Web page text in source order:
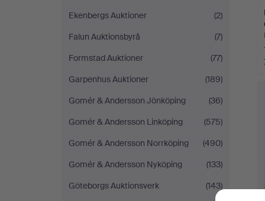
Ekenbergs Auktioner
(2)
Falun Auktionsbyrå
(7)
Formstad Auktioner
(77)
Garpenhus Auktioner
(189)
Gomér & Andersson Jönköping
(36)
Gomér & Andersson Linköping
(575)
Gomér & Andersson Norrköping
(490)
Gomér & Andersson Nyköping
(133)
Göteborgs Auktionsverk
(143)